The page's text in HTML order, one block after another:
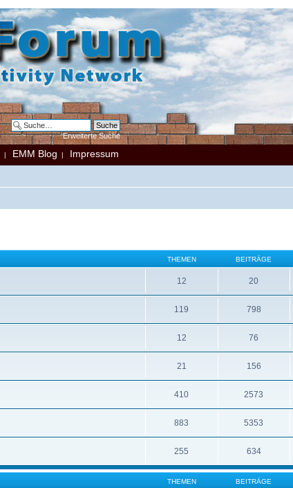
Erweiterte Suche
| EMM Blog | Impressum
THEMEN BEITRÄGE
12 20
119 798
12 76
21 156
410 2573
883 5353
255 634
THEMEN BEITRÄGE